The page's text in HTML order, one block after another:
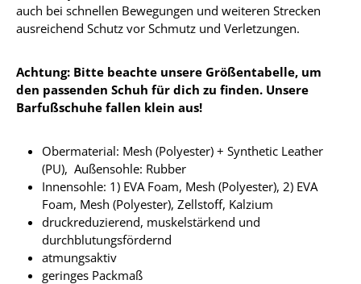
auch bei schnellen Bewegungen und weiteren Strecken
ausreichend Schutz vor Schmutz und Verletzungen.
Achtung: Bitte beachte unsere Größentabelle, um
den passenden Schuh für dich zu finden. Unsere
Barfußschuhe fallen klein aus!
Obermaterial: Mesh (Polyester) + Synthetic Leather
(PU), Außensohle: Rubber
Innensohle: 1) EVA Foam, Mesh (Polyester), 2) EVA
Foam, Mesh (Polyester), Zellstoff, Kalzium
druckreduzierend, muskelstärkend und
durchblutungsfördernd
atmungsaktiv
geringes Packmaß